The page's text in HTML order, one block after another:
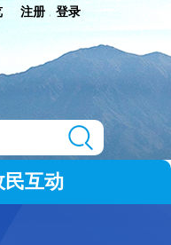
注册 登录
民互动